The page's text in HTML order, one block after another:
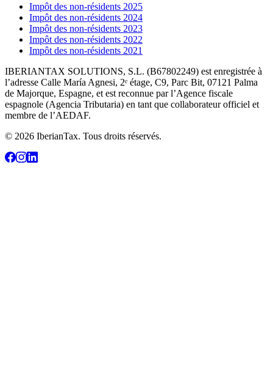
Impôt des non-résidents 2025
Impôt des non-résidents 2024
Impôt des non-résidents 2023
Impôt des non-résidents 2022
Impôt des non-résidents 2021
IBERIANTAX SOLUTIONS, S.L. (B67802249) est enregistrée à
l’adresse Calle María Agnesi, 2ᵉ étage, C9, Parc Bit, 07121 Palma
de Majorque, Espagne, et est reconnue par l’Agence fiscale
espagnole (Agencia Tributaria) en tant que collaborateur officiel et
membre de l’AEDAF.
© 2026 IberianTax. Tous droits réservés.